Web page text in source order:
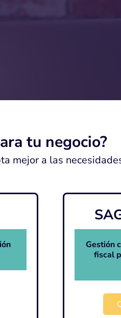
tu negocio?
mejor a las
Gestión
fiscal